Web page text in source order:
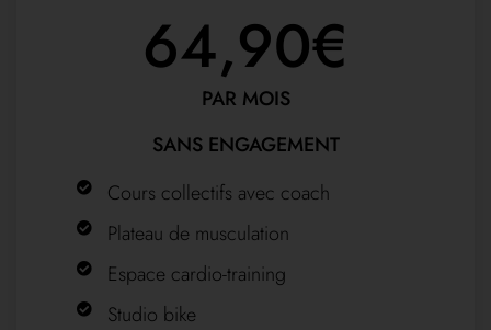
64,90€
PAR MOIS
SANS ENGAGEMENT
Cours collectifs avec coach
Plateau de musculation
Espace cardio-training
Studio bike